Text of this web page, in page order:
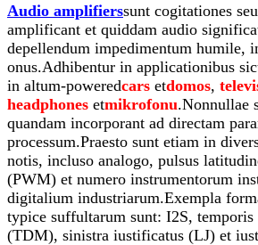
Audio amplifierssunt cogitationes
amplificant et quiddam audio
depellendum impedimentum humile,
onus.Adhibentur in applicationibus
in altum-poweredcars etdomos,
headphones etmikrofonu.Nonnullae
quandam incorporant ad directam
processum.Praesto sunt etiam in
notis, incluso analogo, pulsus
(PWM) et numero instrumentorum
digitalium industriarum.Exempla
typice suffultarum sunt: ​​I2S,
(TDM), sinistra iustificatus (LJ) et